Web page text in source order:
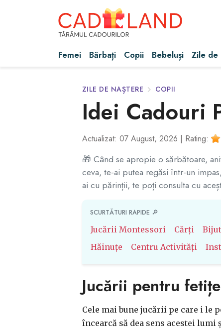
Femei Bărbați Copii Bebeluși Zile de
ZILE DE NAȘTERE COPII
Idei Cadouri
Actualizat: 07 August, 2026 | Rating:
🎁 Când se apropie o sărbătoare,
ceva, te-ai putea regăsi într-un
ai cu părinții, te poți consulta cu
SCURTĂTURI RAPIDE 🔎
Jucării Montessori Cărți
Hăinuțe
Centru Activități
Jucării pentru
Cele mai bune jucării pe care i le
încearcă să dea sens acestei